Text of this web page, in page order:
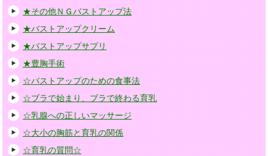
★その他ＮＧバストアップ法
★バストアップクリーム
★バストアップサプリ
★豊胸手術
☆バストアップのための食事法
☆ブラで始まり、ブラで終わる育乳
☆乳腺への正しいマッサージ
☆大小の胸筋と育乳の関係
☆育乳の質問☆